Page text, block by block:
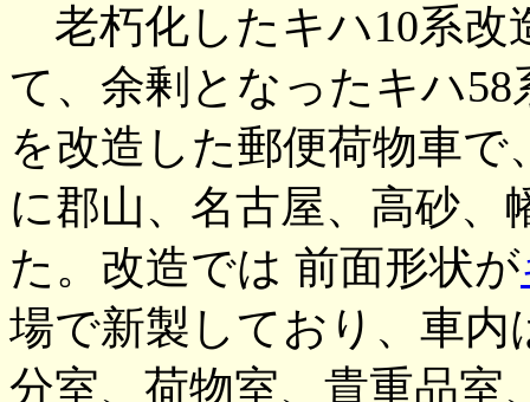
老朽化したキハ10系改
て、余剰となったキハ
を改造した郵便荷物車で
に郡山、名古屋、高砂、
た。改造では 前面形状が
場で新製しており、車内
分室、荷物室、貴重品室